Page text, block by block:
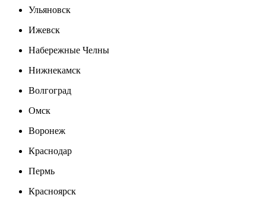
Ульяновск
Ижевск
Набережные Челны
Нижнекамск
Волгоград
Омск
Воронеж
Краснодар
Пермь
Красноярск